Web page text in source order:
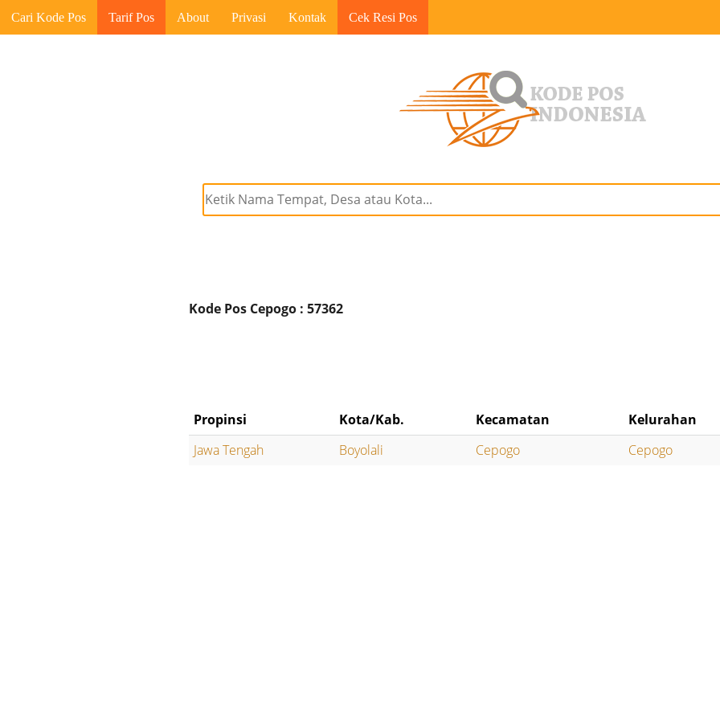
Cari Kode Pos Tarif Pos About Privasi Kontak Cek Resi Pos
Kode Pos Cepogo : 57362
Propinsi Kota/Kab. Kecamatan
Kelurahan
Jawa Tengah
Boyolali Cepogo Cepogo